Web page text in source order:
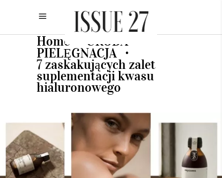
Home URODA
PIELĘGNACJA •
7 zaskakujących zalet
suplementacji kwasu
hialuronowego